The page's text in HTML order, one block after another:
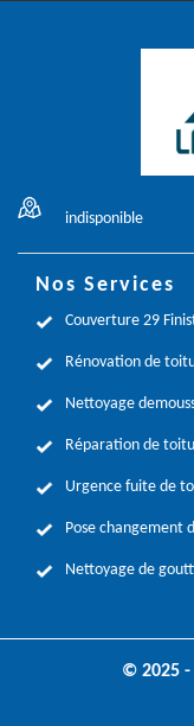
indisponible
Nos Services
Couverture 29
Rénovation de
Nettoyage
Réparation de
Urgence fuite de
Pose changement
Nettoyage de
© 2025 -